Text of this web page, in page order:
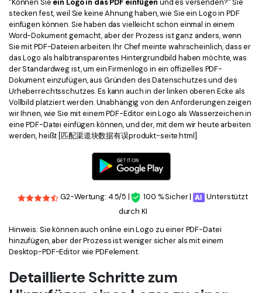
PDF OCR
PDF-Daten extrahieren
PDF freigeben
eSign PDFs rechtmäßig Neu
Branchen
Bildung
Regierung
Veröffentlichung
Freiberufler
Kontakt zum Support
Was ist NEU
Benutzerhandbuch
PDFelement für Windows
PDFelement für Mac
PDFelement für iOS
PDFelement für Android
Sehen Sie, was unsere Nutzer sagen.
Bearbeiten, Drucken und Anpassen von kostenlosen Vorlagen.
PDF-Wissen
PDF-bezogene Informationen, die Sie benötigen.
"Können Sie ein Logo in das PDF einfügen und es versenden?" Sie
stecken fest, weil Sie keine Ahnung haben, wie Sie ein Logo in PDF
einfügen können. Sie haben das vielleicht schon einmal in einem
Word-Dokument gemacht, aber der Prozess ist ganz anders, wenn
Sie mit PDF-Dateien arbeiten. Ihr Chef meinte wahrscheinlich, dass er
das Logo als halbtransparentes Hintergrundbild haben möchte, was
der Standardweg ist, um ein Firmenlogo in ein offizielles PDF-
Dokument einzufügen, aus Gründen des Datenschutzes und des
Urheberrechtsschutzes. Es kann auch in der linken oberen Ecke als
Vollbild platziert werden. Unabhängig von den Anforderungen zeigen
wir Ihnen, wie Sie mit einem PDF-Editor ein Logo als Wasserzeichen in
eine PDF-Datei einfügen können, und der, mit dem wir heute arbeiten
werden, heißt [匹配渠道块数据有误produkt-seite.html].
G2-Wertung: 4.5/5 | 100 % Sicher |
Unterstützt
durch KI
Hinweis: Sie können auch online ein Logo zu einer PDF-Datei
hinzufügen, aber der Prozess ist weniger sicher als mit einem
Desktop-PDF-Editor wie PDFelement.
Detaillierte Schritte zum